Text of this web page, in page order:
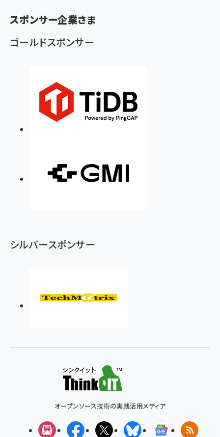
スポンサー企業さま
ゴールドスポンサー
シルバースポンサー
オープンソース技術の実践活用メディア
メルマガFacebookX(エックス)BlueskyGoogleニュ
RSS